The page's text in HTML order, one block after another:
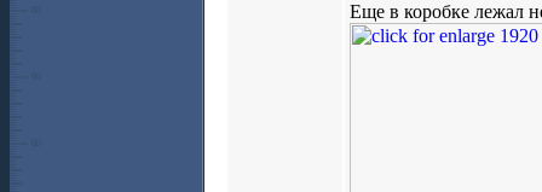
Еще в коробке лежал